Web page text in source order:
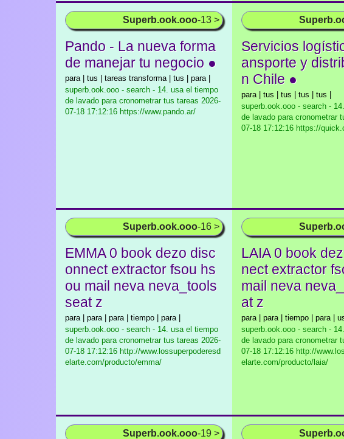
Superb.ook.ooo-13 >
Pando - La nueva forma
de manejar tu negocio ●
para | tus | tareas transforma | tus | para |
superb.ook.ooo - search - 14. usa el tiempo
de lavado para cronometrar tus tareas 2026-
07-18 17:12:16 https://www.pando.ar/
Servicios
ansporte y
n Chile ●
para | tus | tus | tus | tus |
superb.ook.ooo - search -
de lavado para cronometrar
07-18 17:12:16 https://
Superb.ook.ooo-16 >
EMMA 0 book dezo disc
onnect extractor fsou hs
ou mail neva neva_tools
seat z
para | para | para | tiempo | para |
superb.ook.ooo - search - 14. usa el tiempo
de lavado para cronometrar tus tareas 2026-
07-18 17:12:16 http://www.lossuperpoderesd
elarte.com/producto/emma/
LAIA 0 book
nect extractor
mail neva
at z
para | para | tiempo | para |
superb.ook.ooo - search -
de lavado para cronometrar
07-18 17:12:16 http://
elarte.com/producto/laia/
Superb.ook.ooo-19 >